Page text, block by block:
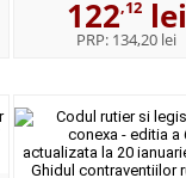
122,12lei
PRP: 134,20 lei